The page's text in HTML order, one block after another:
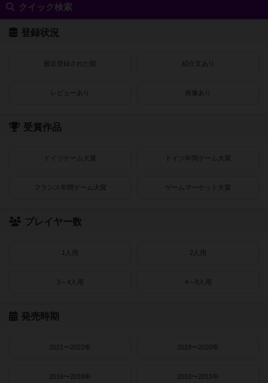
クイック検索
登録状況
最近登録された順 紹介文あり
レビューあり 画像あり
受賞作品
ドイツゲーム大賞 ドイツ年間ゲーム大賞
フランス年間ゲーム大賞 ゲームマーケット大賞
プレイヤー数
1人用 2人用
3～4人用 4～8人用
発売時期
2021〜2022年 2019〜2020年
2016〜2018年 2010〜2015年